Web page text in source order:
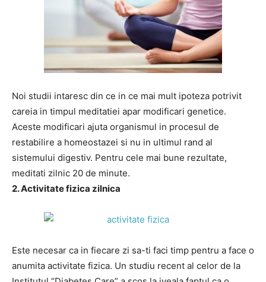
Noi studii intaresc din ce in ce mai mult ipoteza potrivit
careia in timpul meditatiei apar modificari genetice.
Aceste modificari ajuta organismul in procesul de
restabilire a homeostazei si nu in ultimul rand al
sistemului digestiv. Pentru cele mai bune rezultate,
meditati zilnic 20 de minute.
2. Activitate fizica zilnica
Este necesar ca in fiecare zi sa-ti faci timp pentru a face o
anumita activitate fizica. Un studiu recent al celor de la